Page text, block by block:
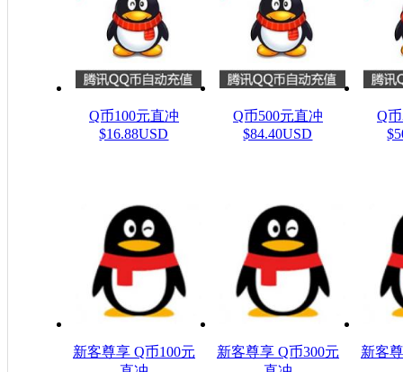
Q币100元直冲
$16.88USD
Q币500元直冲
$84.40USD
Q
新客尊享 Q币100元
新客尊享 Q币300元
新客